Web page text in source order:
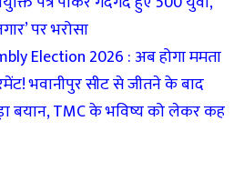
पर भरोसा
Election 2026 : अब होगा ममता
भवानीपुर सीट से जीतने के बाद
बयान, TMC के भविष्य को लेकर कह